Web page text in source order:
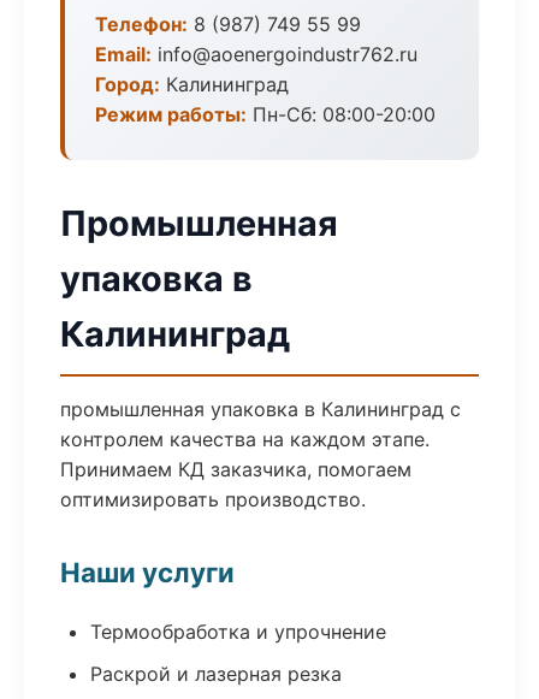
Телефон: 8 (987) 749 55 99
Email: info@aoenergoindustr762.ru
Город: Калининград
Режим работы: Пн-Сб: 08:00-20:00
Промышленная
упаковка в
Калининград
промышленная упаковка в Калининград с
контролем качества на каждом этапе.
Принимаем КД заказчика, помогаем
оптимизировать производство.
Наши услуги
Термообработка и упрочнение
Раскрой и лазерная резка